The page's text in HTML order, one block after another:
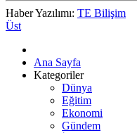
Haber Yazılımı: TE Bilişim
Üst
Ana Sayfa
Kategoriler
Dünya
Eğitim
Ekonomi
Gündem